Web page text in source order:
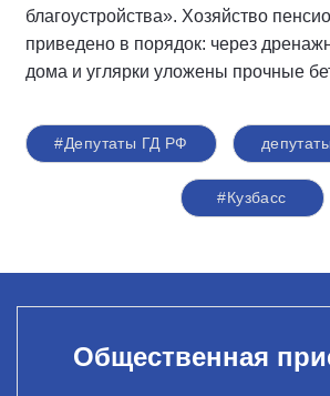
благоустройства». Хозяйство
приведено в порядок: через
дома и углярки уложены прочные
#Депутаты ГД РФ
#Кузбасс
Общественная